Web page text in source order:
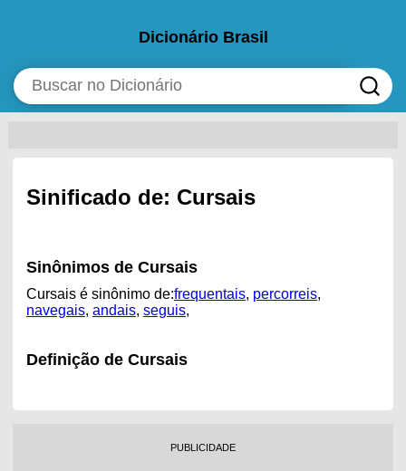
Dicionário Brasil
Sinificado de: Cursais
Sinônimos de Cursais
Cursais é sinônimo de:frequentais, percorreis,
navegais, andais, seguis,
Definição de Cursais
PUBLICIDADE